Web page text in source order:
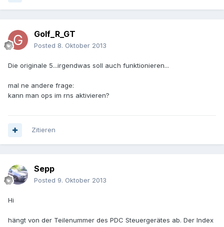
Golf_R_GT
Posted 8. Oktober 2013
Die originale 5...irgendwas soll auch funktionieren...
mal ne andere frage:
kann man ops im rns aktivieren?
Zitieren
Sepp
Posted 9. Oktober 2013
Hi
hängt von der Teilenummer des PDC Steuergerätes ab. Der Index